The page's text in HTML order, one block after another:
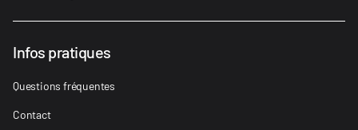
Infos pratiques
Questions fréquentes
Contact